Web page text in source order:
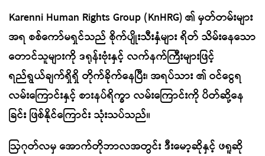
Karenni Human Rights Group (KnHRG) ၏ မှတ်တမ်းများ
အရ စစ်ကော်မရှင်သည် စိုက်ပျိုးသီးနှံများ ရိတ် သိမ်းနေသော
တောင်သူများကို ဒရုန်းဗုံးနှင့် လက်နက်ကြီးများဖြင့်
ရည်ရွယ်ချက်ရှိရှိ တိုက်ခိုက်နေပြီး၊ အရပ်သား ၏ ဝင်ငွေရ
လမ်းကြောင်းနှင့် စားနပ်ရိက္ခာ လမ်းကြောင်းကို ပိတ်ဆို့နေ
ခြင်း ဖြစ်နိုင်ကြောင်း သုံးသပ်သည်။
ဩဂုတ်လမှ အောက်တိုဘာလအတွင်း ဒီးမော့ဆိုနှင့် ဖရူဆို